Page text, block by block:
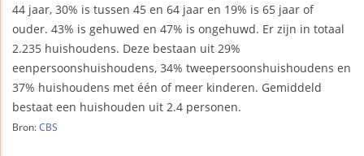
44 jaar, 30% is tussen 45 en 64 jaar en 19% is 65 jaar of
ouder. 43% is gehuwed en 47% is ongehuwd. Er zijn in totaal
2.235 huishoudens. Deze bestaan uit 29%
eenpersoonshuishoudens, 34% tweepersoonshuishoudens en
37% huishoudens met één of meer kinderen. Gemiddeld
bestaat een huishouden uit 2.4 personen.
Bron: CBS